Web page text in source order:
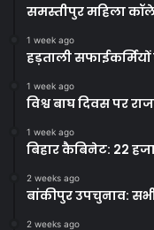
समस्तीपुर महिला
1 week ago
हड़ताली
1 week ago
विश्व बाघ दिवस पर
1 week ago
बिहार कैबिनेट: 22
2 weeks ago
बांकीपुर उपचुनाव:
2 weeks ago